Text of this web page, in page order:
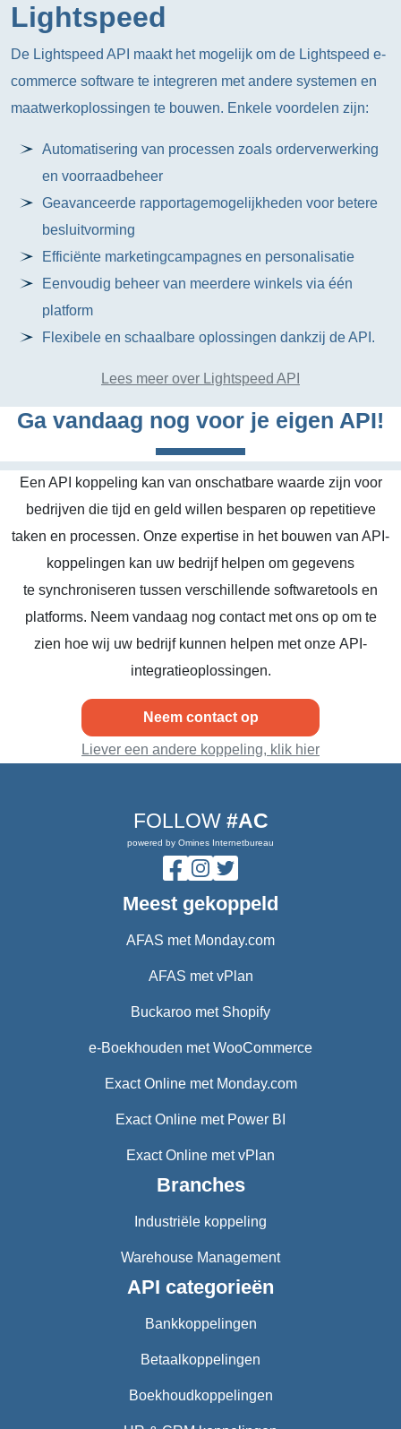
Lightspeed
De Lightspeed API maakt het mogelijk om de Lightspeed e-
commerce software te integreren met andere systemen en
maatwerkoplossingen te bouwen. Enkele voordelen zijn:
Automatisering van processen zoals orderverwerking
en voorraadbeheer
Geavanceerde rapportagemogelijkheden voor betere
besluitvorming
Efficiënte marketingcampagnes en personalisatie
Eenvoudig beheer van meerdere winkels via één
platform
Flexibele en schaalbare oplossingen dankzij de API.
Lees meer over Lightspeed API
Ga vandaag nog voor je eigen API!
Een API koppeling kan van onschatbare waarde zijn voor
bedrijven die tijd en geld willen besparen op repetitieve
taken en processen. Onze expertise in het bouwen van API-
koppelingen kan uw bedrijf helpen om gegevens
te synchroniseren tussen verschillende softwaretools en
platforms. Neem vandaag nog contact met ons op om te
zien hoe wij uw bedrijf kunnen helpen met onze API-
integratieoplossingen.
Neem contact op
Liever een andere koppeling, klik hier
FOLLOW #AC
powered by Omines Internetbureau
Meest gekoppeld
AFAS met Monday.com
AFAS met vPlan
Buckaroo met Shopify
e-Boekhouden met WooCommerce
Exact Online met Monday.com
Exact Online met Power BI
Exact Online met vPlan
Branches
Industriële koppeling
Warehouse Management
API categorieën
Bankkoppelingen
Betaalkoppelingen
Boekhoudkoppelingen